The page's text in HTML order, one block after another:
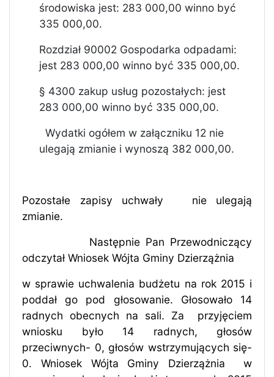
środowiska jest: 283 000,00 winno być
335 000,00.
Rozdział 90002 Gospodarka odpadami:
jest 283 000,00 winno być 335 000,00.
§ 4300 zakup usług pozostałych: jest
283 000,00 winno być 335 000,00.
Wydatki ogółem w załączniku 12 nie
ulegają zmianie i wynoszą 382 000,00.
Pozostałe zapisy uchwały
nie ulegają
zmianie.
Następnie Pan Przewodniczący
odczytał Wniosek Wójta Gminy Dzierzążnia
w sprawie uchwalenia budżetu na rok 2015 i
poddał go pod głosowanie. Głosowało 14
radnych obecnych na sali. Za
przyjęciem
wniosku było 14 radnych, głosów
przeciwnych- 0, głosów wstrzymujących się-
0. Wniosek Wójta Gminy Dzierzążnia
w